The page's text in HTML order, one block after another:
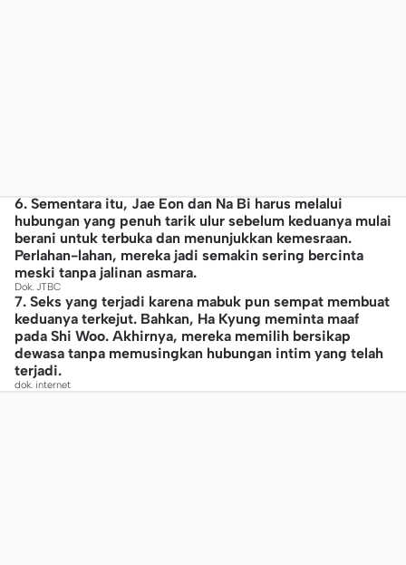
6. Sementara itu, Jae Eon dan Na Bi harus melalui
hubungan yang penuh tarik ulur sebelum keduanya mulai
berani untuk terbuka dan menunjukkan kemesraan.
Perlahan-lahan, mereka jadi semakin sering bercinta
meski tanpa jalinan asmara.
Dok. JTBC
7. Seks yang terjadi karena mabuk pun sempat membuat
keduanya terkejut. Bahkan, Ha Kyung meminta maaf
pada Shi Woo. Akhirnya, mereka memilih bersikap
dewasa tanpa memusingkan hubungan intim yang telah
terjadi.
dok. internet